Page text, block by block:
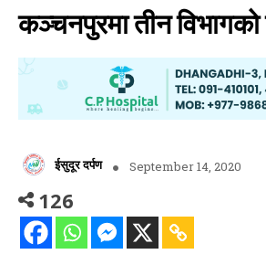
कञ्चनपुरमा तीन विभागको
ईसुदूर दर्पण September 14, 2020
126